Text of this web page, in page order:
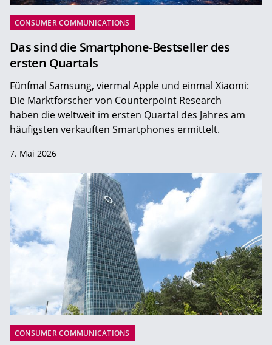
CONSUMER COMMUNICATIONS
Das sind die Smartphone-Bestseller des
ersten Quartals
Fünfmal Samsung, viermal Apple und einmal Xiaomi:
Die Marktforscher von Counterpoint Research
haben die weltweit im ersten Quartal des Jahres am
häufigsten verkauften Smartphones ermittelt.
7. Mai 2026
CONSUMER COMMUNICATIONS